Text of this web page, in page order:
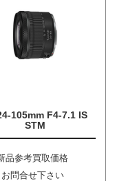
105mm F4-7.1 IS
STM
品参考買取価格
お問合せ下さい